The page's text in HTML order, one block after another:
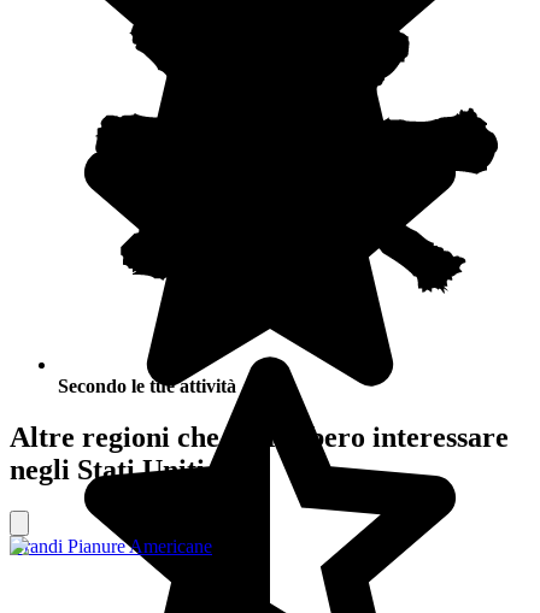
Secondo le tue attività
Altre regioni che potrebbero interessare
negli Stati Uniti
Grandi Pianure Americane